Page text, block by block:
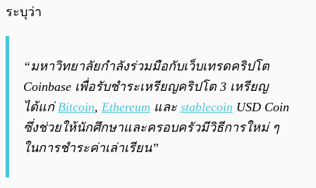
ระบุว่า
“มหาวิทยาลัยกำลังร่วมมือกับเว็บเทรดคริปโต
Coinbase เพื่อรับชำระเหรียญคริปโต 3 เหรียญ
ได้แก่Bitcoin, Ethereum และ stablecoin USD Coin
ซึ่งช่วยให้นักศึกษาและครอบครัวมีวิธีการใหม่ ๆ
ในการชำระค่าเล่าเรียน”